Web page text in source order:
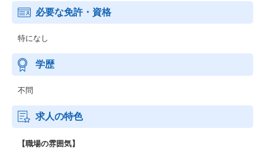
必要な免許・資格
特になし
学歴
不問
求人の特色
【職場の雰囲気】